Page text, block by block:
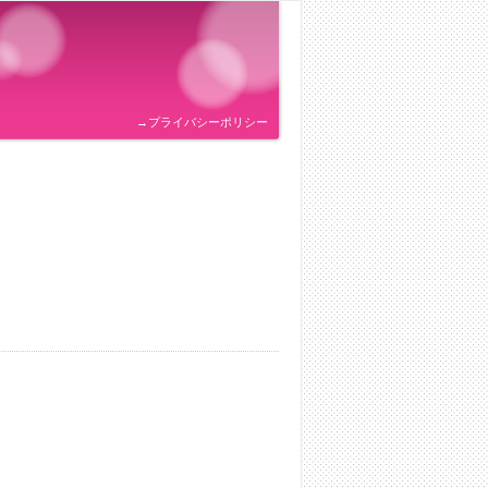
→プライバシーポリシー